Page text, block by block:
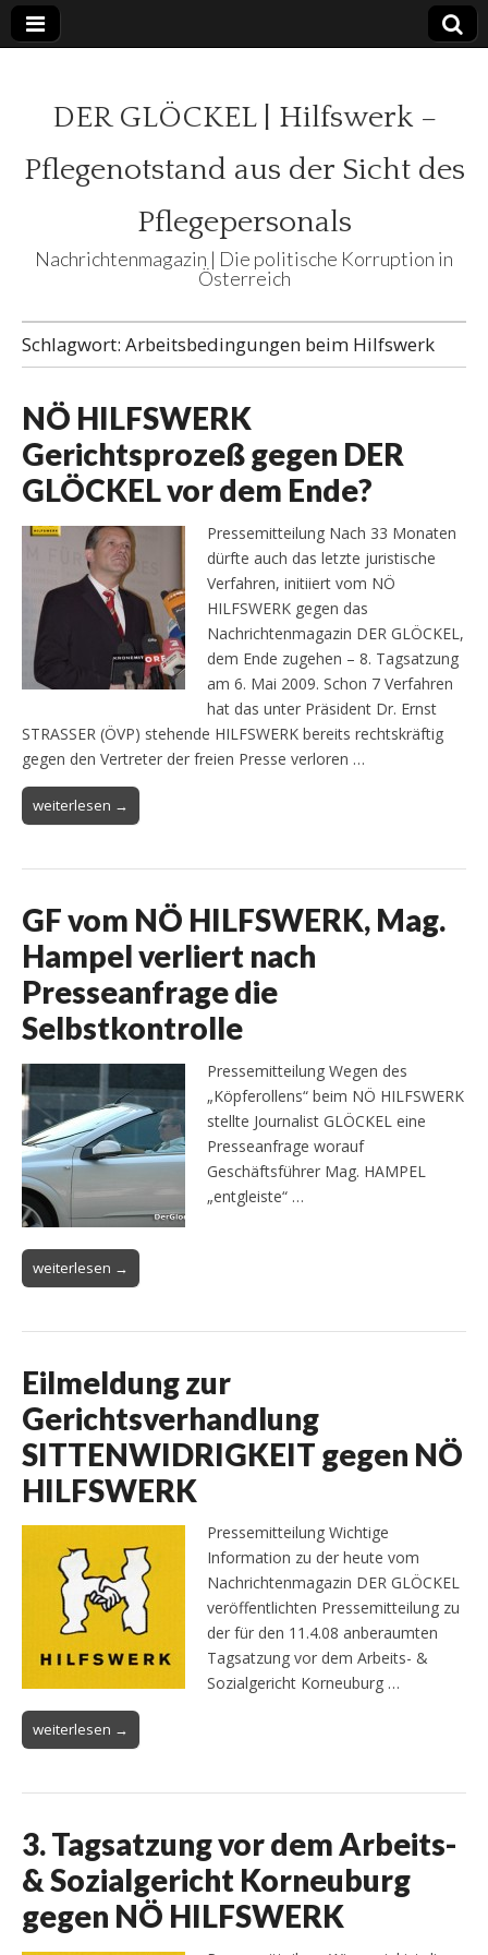
DER GLÖCKEL | Hilfswerk –
Pflegenotstand aus der Sicht des
Pflegepersonals
Nachrichtenmagazin | Die politische Korruption in
Österreich
Schlagwort: Arbeitsbedingungen beim Hilfswerk
NÖ HILFSWERK
Gerichtsprozeß gegen DER
GLÖCKEL vor dem Ende?
Pressemitteilung Nach 33 Monaten
dürfte auch das letzte juristische
Verfahren, initiiert vom NÖ
HILFSWERK gegen das
Nachrichtenmagazin DER GLÖCKEL,
dem Ende zugehen – 8. Tagsatzung
am 6. Mai 2009. Schon 7 Verfahren
hat das unter Präsident Dr. Ernst
STRASSER (ÖVP) stehende HILFSWERK bereits rechtskräftig
gegen den Vertreter der freien Presse verloren …
weiterlesen →
GF vom NÖ HILFSWERK, Mag.
Hampel verliert nach
Presseanfrage die
Selbstkontrolle
Pressemitteilung Wegen des
„Köpferollens“ beim NÖ HILFSWERK
stellte Journalist GLÖCKEL eine
Presseanfrage worauf
Geschäftsführer Mag. HAMPEL
„entgleiste“ …
weiterlesen →
Eilmeldung zur
Gerichtsverhandlung
SITTENWIDRIGKEIT gegen NÖ
HILFSWERK
Pressemitteilung Wichtige
Information zu der heute vom
Nachrichtenmagazin DER GLÖCKEL
veröffentlichten Pressemitteilung zu
der für den 11.4.08 anberaumten
Tagsatzung vor dem Arbeits- &
Sozialgericht Korneuburg …
weiterlesen →
3. Tagsatzung vor dem Arbeits-
& Sozialgericht Korneuburg
gegen NÖ HILFSWERK